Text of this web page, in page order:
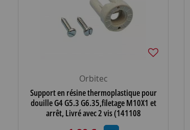
Orbitec
Support en résine thermoplastique pour
douille G4 G5.3 G6.35,filetage M10X1 et
arrêt, Livré avec 2 vis (141108